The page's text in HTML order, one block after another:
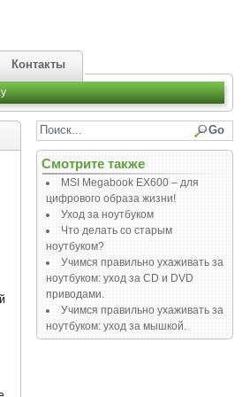
Контакты
Смотрите также
MSI Megabook EX600 – для
цифрового образа жизни!
Уход за ноутбуком
Что делать со старым
ноутбуком?
Учимся правильно ухаживать за
ноутбуком: уход за СD и DVD
приводами.
Учимся правильно ухаживать за
ноутбуком: уход за мышкой.